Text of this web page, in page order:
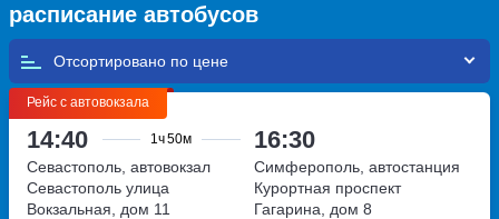
расписание автобусов
Отсортировано по
Рейс с автовокзала
14:40 1ч50м 16:30
Севастополь, автовокзал
Севастополь улица
Вокзальная, дом 11
Симферополь, автостанция
Курортная проспект
Гагарина, дом 8